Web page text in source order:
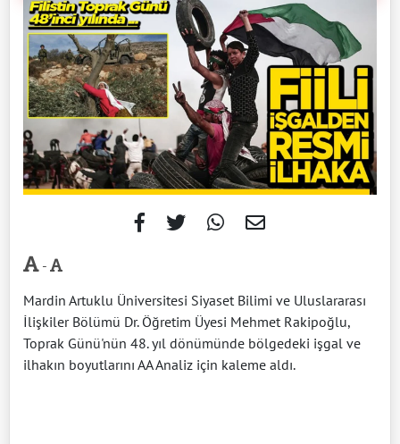
-
Mardin Artuklu Üniversitesi Siyaset Bilimi ve Uluslararası
İlişkiler Bölümü Dr. Öğretim Üyesi Mehmet Rakipoğlu,
Toprak Günü'nün 48. yıl dönümünde bölgedeki işgal ve
ilhakın boyutlarını AA Analiz için kaleme aldı.